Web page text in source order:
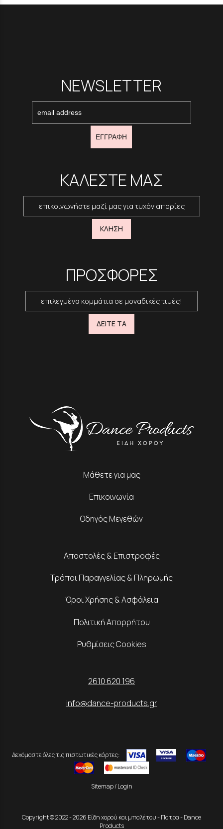
NEWSLETTER
ΕΓΓΡΑΦΗ
ΚΑΛΕΣΤΕ ΜΑΣ
επικοινωνήστε μαζί μας για τυχόν απορίες
ΚΛΗΣΗ
ΠΡΟΣΦΟΡΕΣ
επιλεγμένα κομμάτια σε μοναδικές τιμές!
ΔΕΙΤΕ ΤΑ
Μάθετε για μας
Επικοινωνία
Οδηγός Μεγεθών
Αποστολές & Επιστροφές
Τρόποι Παραγγελίας & Πληρωμής
Όροι Χρήσης & Ασφάλεια
Πολιτική Απορρήτου
Ρυθμίσεις Cookies
2610 620 196
info@dance-products.gr
Δεχόμαστε όλες τις πιστωτικές κάρτες:
Sitemap/Login
Copyright © 2022 - 2026 Είδη χορού και μπαλέτου - Πάτρα - Dance
Products